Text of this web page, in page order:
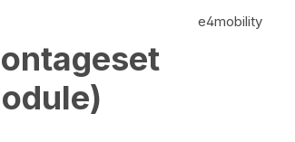
e4mobility